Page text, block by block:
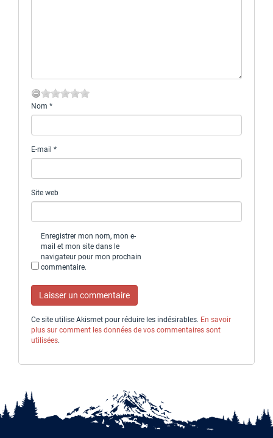
Nom *
E-mail *
Site web
Enregistrer mon nom, mon e-
mail et mon site dans le
navigateur pour mon prochain
commentaire.
Ce site utilise Akismet pour réduire les indésirables. En savoir
plus sur comment les données de vos commentaires sont
utilisées.